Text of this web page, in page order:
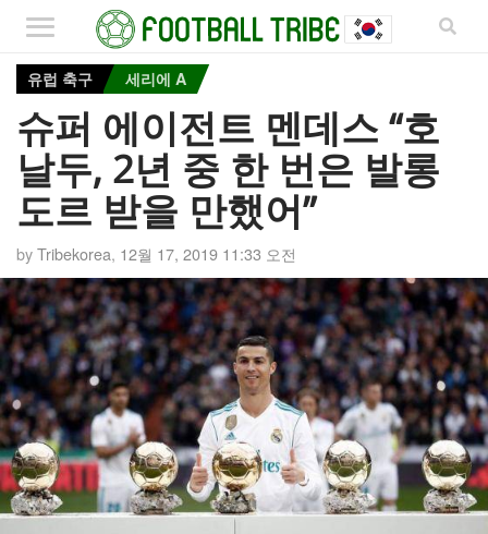
유럽 축구 세리에 A
슈퍼 에이전트 멘데스 “호
날두, 2년 중 한 번은 발롱
도르 받을 만했어”
byTribekorea, 12월 17, 2019 11:33 오전